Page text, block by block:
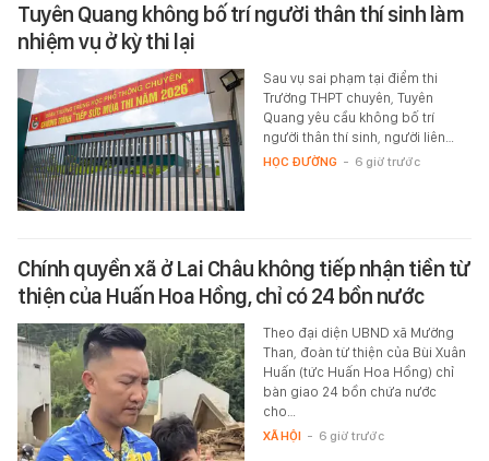
Tuyên Quang không bố trí người thân thí sinh làm
nhiệm vụ ở kỳ thi lại
Sau vụ sai phạm tại điểm thi
Trường THPT chuyên, Tuyên
Quang yêu cầu không bố trí
người thân thí sinh, người liên…
HỌC ĐƯỜNG - 6 giờ trước
Chính quyền xã ở Lai Châu không tiếp nhận tiền từ
thiện của Huấn Hoa Hồng, chỉ có 24 bồn nước
Theo đại diện UBND xã Mường
Than, đoàn từ thiện của Bùi Xuân
Huấn (tức Huấn Hoa Hồng) chỉ
bàn giao 24 bồn chứa nước
cho…
XÃ HỘI - 6 giờ trước